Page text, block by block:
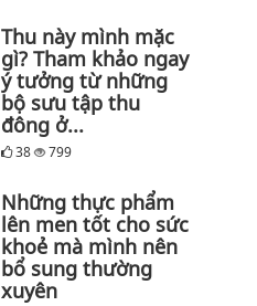
Thu này mình mặc
gì? Tham khảo ngay
ý tưởng từ những
bộ sưu tập thu
đông ở...
38 799
Những thực phẩm
lên men tốt cho sức
khoẻ mà mình nên
bổ sung thường
xuyên